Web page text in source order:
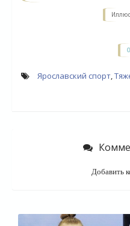
Ярославский спорт,
Добавить